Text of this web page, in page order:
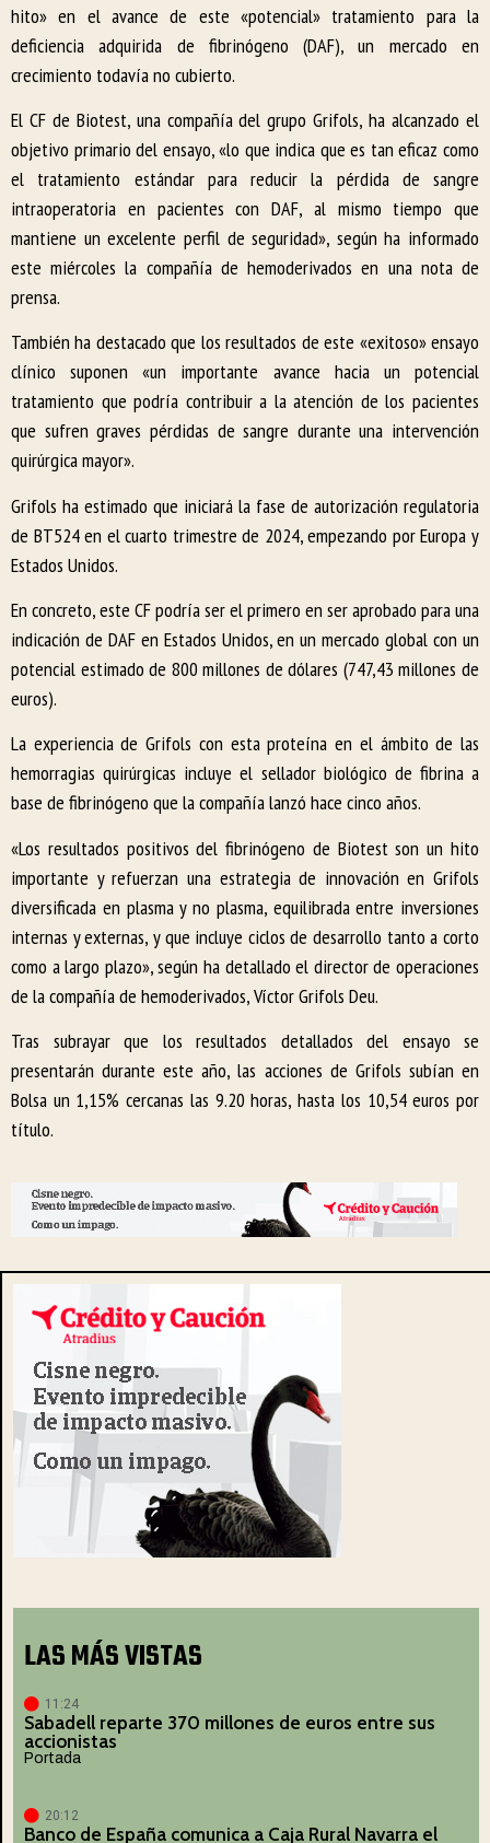
hito» en el avance de este «potencial» tratamiento para la
deficiencia adquirida de fibrinógeno (DAF), un mercado en
crecimiento todavía no cubierto.
El CF de Biotest, una compañía del grupo Grifols, ha alcanzado el
objetivo primario del ensayo, «lo que indica que es tan eficaz como
el tratamiento estándar para reducir la pérdida de sangre
intraoperatoria en pacientes con DAF, al mismo tiempo que
mantiene un excelente perfil de seguridad», según ha informado
este miércoles la compañía de hemoderivados en una nota de
prensa.
También ha destacado que los resultados de este «exitoso» ensayo
clínico suponen «un importante avance hacia un potencial
tratamiento que podría contribuir a la atención de los pacientes
que sufren graves pérdidas de sangre durante una intervención
quirúrgica mayor».
Grifols ha estimado que iniciará la fase de autorización regulatoria
de BT524 en el cuarto trimestre de 2024, empezando por Europa y
Estados Unidos.
En concreto, este CF podría ser el primero en ser aprobado para una
indicación de DAF en Estados Unidos, en un mercado global con un
potencial estimado de 800 millones de dólares (747,43 millones de
euros).
La experiencia de Grifols con esta proteína en el ámbito de las
hemorragias quirúrgicas incluye el sellador biológico de fibrina a
base de fibrinógeno que la compañía lanzó hace cinco años.
«Los resultados positivos del fibrinógeno de Biotest son un hito
importante y refuerzan una estrategia de innovación en Grifols
diversificada en plasma y no plasma, equilibrada entre inversiones
internas y externas, y que incluye ciclos de desarrollo tanto a corto
como a largo plazo», según ha detallado el director de operaciones
de la compañía de hemoderivados, Víctor Grifols Deu.
Tras subrayar que los resultados detallados del ensayo se
presentarán durante este año, las acciones de Grifols subían en
Bolsa un 1,15% cercanas las 9.20 horas, hasta los 10,54 euros por
título.
LAS MÁS VISTAS
11:24
Sabadell reparte 370 millones de euros entre sus
accionistas
Portada
20:12
Banco de España comunica a Caja Rural Navarra el